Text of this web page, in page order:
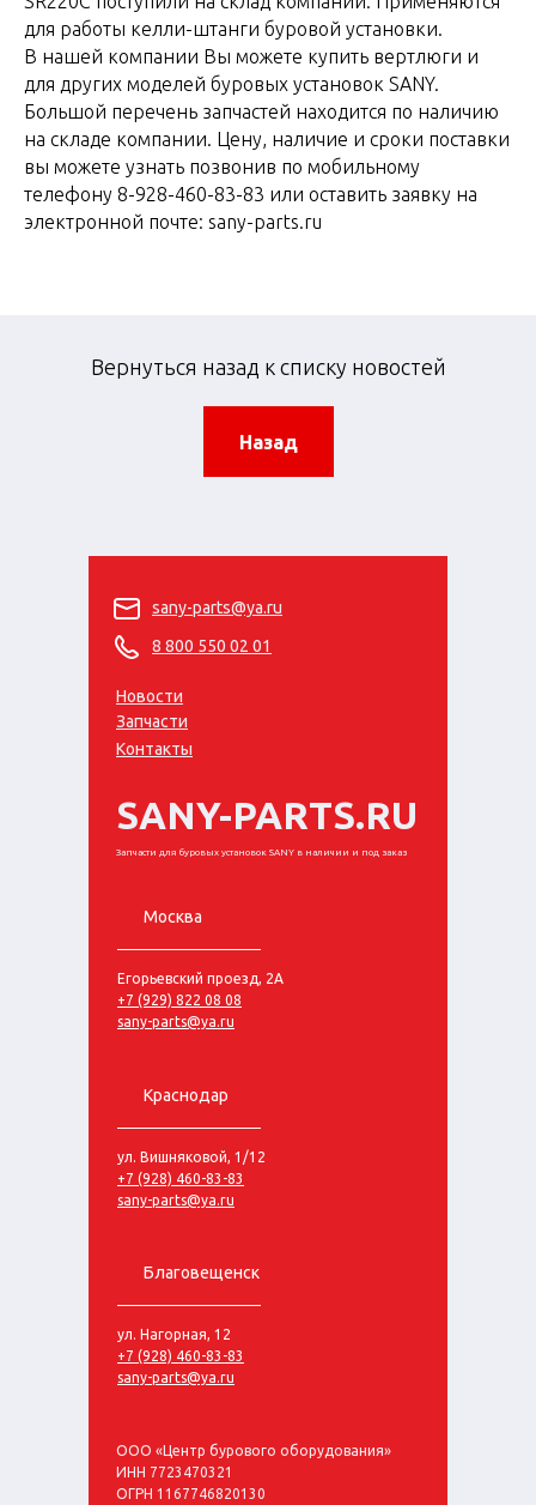
для работы келли-штанги буровой установки.
В нашей компании Вы можете купить вертлюги и
для других моделей буровых установок SANY.
Большой перечень запчастей находится по наличию
на складе компании. Цену, наличие и сроки поставки
вы можете узнать позвонив по мобильному
телефону 8-928-460-83-83 или оставить заявку на
электронной почте: sany-parts.ru
Вернуться назад к списку новостей
Назад
Москва
Егорьевский проезд, 2А
+7 (929) 822 08 08
sany-parts@ya.ru
ООО «Центр бурового оборудования»
ИНН 7723470321
ОГРН 1167746820130
Благовещенск
ул. Нагорная, 12
+7 (928) 460-83-83
sany-parts@ya.ru
sany-parts@ya.ru
Контакты
8 800 550 02 01
Краснодар
ул. Вишняковой, 1/12
+7 (928) 460-83-83
sany-parts@ya.ru
Запчасти
Новости
SANY-PARTS.RU
Запчасти для буровых установок SANY в наличии и под заказ